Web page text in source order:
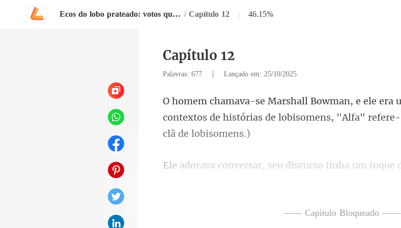
Ecos do lobo prateado: votos quebrados e filhotes perdidos / Capítulo 12 | 46.15%
Capítulo 12
Palavras: 677 | Lançado em: 25/10/2025
contextos de histórias de lobisomens, "Alfa"
, seu discurso tinha
—— Capítulo Bloqueado ——